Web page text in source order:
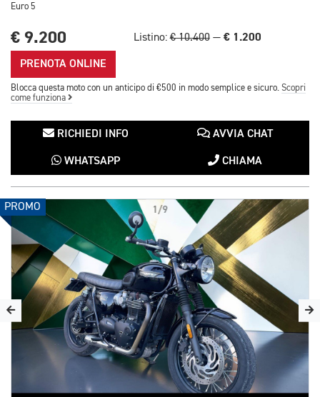
Euro 5
€ 9.200 Listino:€ 10.400 — € 1.200
PRENOTA ONLINE
Blocca questa moto con un anticipo di €500 in modo semplice e sicuro. Scopri
come funziona
RICHIEDI INFO AVVIA CHAT
WHATSAPP CHIAMA
PROMO 1/9